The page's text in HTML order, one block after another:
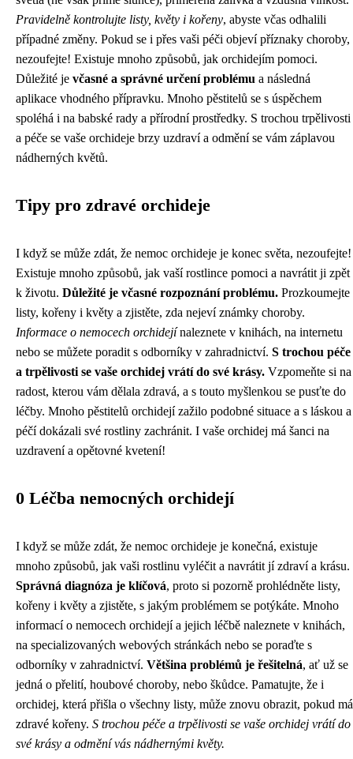
Pravidelně kontrolujte listy, květy i kořeny, abyste včas odhalili
případné změny. Pokud se i přes vaši péči objeví příznaky choroby,
nezoufejte! Existuje mnoho způsobů, jak orchidejím pomoci.
Důležité je včasné a správné určení problému a následná
aplikace vhodného přípravku. Mnoho pěstitelů se s úspěchem
spoléhá i na babské rady a přírodní prostředky. S trochou trpělivosti
a péče se vaše orchideje brzy uzdraví a odmění se vám záplavou
nádherných květů.
Tipy pro zdravé orchideje
I když se může zdát, že nemoc orchideje je konec světa, nezoufejte!
Existuje mnoho způsobů, jak vaší rostlince pomoci a navrátit ji zpět
k životu. Důležité je včasné rozpoznání problému. Prozkoumejte
listy, kořeny i květy a zjistěte, zda nejeví známky choroby.
Informace o nemocech orchidejínaleznete v knihách, na internetu
nebo se můžete poradit s odborníky v zahradnictví. S trochou péče
a trpělivosti se vaše orchidej vrátí do své krásy. Vzpomeňte si na
radost, kterou vám dělala zdravá, a s touto myšlenkou se pusťte do
léčby. Mnoho pěstitelů orchidejí zažilo podobné situace a s láskou a
péčí dokázali své rostliny zachránit. I vaše orchidej má šanci na
uzdravení a opětovné kvetení!
0 Léčba nemocných orchidejí
I když se může zdát, že nemoc orchideje je konečná, existuje
mnoho způsobů, jak vaši rostlinu vyléčit a navrátit jí zdraví a krásu.
Správná diagnóza je klíčová, proto si pozorně prohlédněte listy,
kořeny i květy a zjistěte, s jakým problémem se potýkáte. Mnoho
informací o nemocech orchidejí a jejich léčbě naleznete v knihách,
na specializovaných webových stránkách nebo se poraďte s
odborníky v zahradnictví. Většina problémů je řešitelná, ať už se
jedná o přelití, houbové choroby, nebo škůdce. Pamatujte, že i
orchidej, která přišla o všechny listy, může znovu obrazit, pokud má
zdravé kořeny. S trochou péče a trpělivosti se vaše orchidej vrátí do
své krásy a odmění vás nádhernými květy.